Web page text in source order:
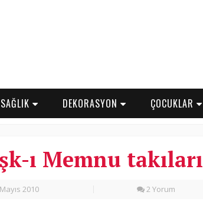
SAĞLIK DEKORASYON ÇOCUKLAR
ı Memnu takıları
2010 2 Yorum